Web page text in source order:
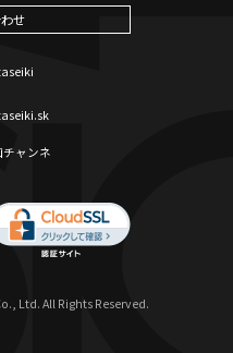
せ
ャンネ
Ltd. All Rights Reserved.